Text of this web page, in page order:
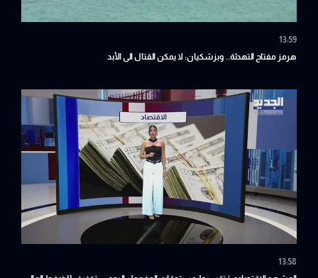
13:59
هرمز مفتاح التهدئة.. وبزشكيان: لا يمكن القتال الى الأبد
13:58